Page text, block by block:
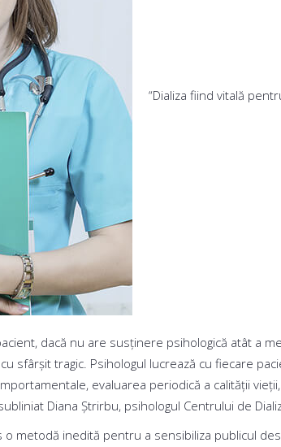
“Dializa fiind vitală
dacă nu are susținere psihologică atât a
sfârșit tragic. Psihologul lucrează cu fiecare
evaluarea periodică a calității
Diana Ștrirbu, psihologul Centrului de
metodă inedită pentru a sensibiliza publicul